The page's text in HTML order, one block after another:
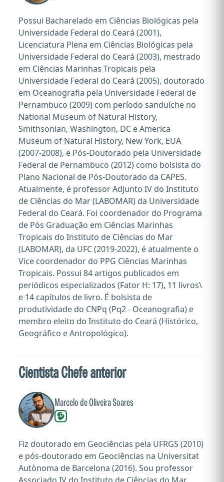
Possui Bacharelado em Ciências Biológicas pela
Universidade Federal do Ceará (2001),
Licenciatura Plena em Ciências Biológicas pela
Universidade Federal do Ceará (2003), mestrado
em Ciências Marinhas Tropicais pela
Universidade Federal do Ceará (2005), doutorado
em Oceanografia pela Universidade Federal de
Pernambuco (2009) com período sanduíche no
National Museum of Natural History,
Smithsonian, Washington, DC e America
Museum of Natural History, New York, EUA
(2007-2008), e Pós-Doutorado pela Universidade
Federal de Pernambuco (2012) como bolsista do
Plano Nacional de Pós-Doutorado da CAPES.
Atualmente, é professor Adjunto IV do Instituto
de Ciências do Mar (LABOMAR) da Universidade
Federal do Ceará. Foi coordenador do Programa
de Pós Graduação em Ciências Marinhas
Tropicais do Instituto de Ciências do Mar
(LABOMAR), da UFC (2019-2022), é atualmente o
Vice coordenador do PPG Ciências Marinhas
Tropicais. Possui 84 artigos publicados em
periódicos especializados (Fator H: 17), 11 livros\
e 14 capítulos de livro. É bolsista de
produtividade do CNPq (Pq2 - Oceanografia) e
membro eleito do Instituto do Ceará (Histórico,
Geográfico e Antropológico).
Cientista Chefe anterior
Marcelo de Oliveira Soares
Fiz doutorado em Geociências pela UFRGS (2010)
e pós-doutorado em Geociências na Universitat
Autònoma de Barcelona (2016). Sou professor